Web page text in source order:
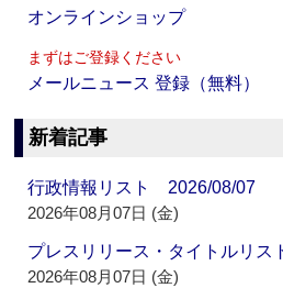
オンラインショップ
まずはご登録ください
メールニュース 登録（無料）
新着記事
行政情報リスト 2026/08/07
2026年08月07日 (金)
プレスリリース・タイトルリ
2026年08月07日 (金)